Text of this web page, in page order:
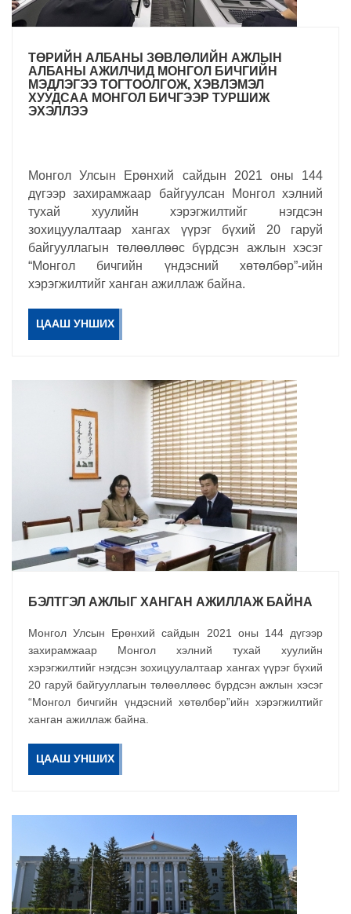
ТӨРИЙН АЛБАНЫ ЗӨВЛӨЛИЙН АЖЛЫН
АЛБАНЫ АЖИЛЧИД МОНГОЛ БИЧГИЙН
МЭДЛЭГЭЭ ТОГТООЛГОЖ, ХЭВЛЭМЭЛ
ХУУДСАА МОНГОЛ БИЧГЭЭР ТУРШИЖ
ЭХЭЛЛЭЭ
Монгол Улсын Ерөнхий сайдын 2021 оны 144
дүгээр захирамжаар байгуулсан Монгол хэлний
тухай хуулийн хэрэгжилтийг нэгдсэн
зохицуулалтаар хангах үүрэг бүхий 20 гаруй
байгууллагын төлөөллөөс бүрдсэн ажлын хэсэг
“Монгол бичгийн үндэсний хөтөлбөр”-ийн
хэрэгжилтийг ханган ажиллаж байна.
ЦААШ УНШИХ
БЭЛТГЭЛ АЖЛЫГ ХАНГАН АЖИЛЛАЖ БАЙНА
Монгол Улсын Ерөнхий сайдын 2021 оны 144 дүгээр
захирамжаар Монгол хэлний тухай хуулийн
хэрэгжилтийг нэгдсэн зохицуулалтаар хангах үүрэг бүхий
20 гаруй байгууллагын төлөөллөөс бүрдсэн ажлын хэсэг
“Монгол бичгийн үндэсний хөтөлбөр”ийн хэрэгжилтийг
ханган ажиллаж байна.
ЦААШ УНШИХ